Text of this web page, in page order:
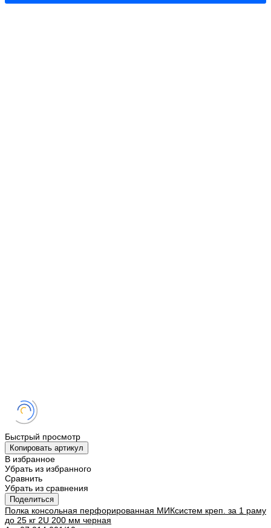
Быстрый просмотр
Копировать артикул
В избранное
Убрать из избранного
Сравнить
Убрать из сравнения
Поделиться
Полка консольная перфорированная МИКсистем креп. за 1 раму
до 25 кг 2U 200 мм черная